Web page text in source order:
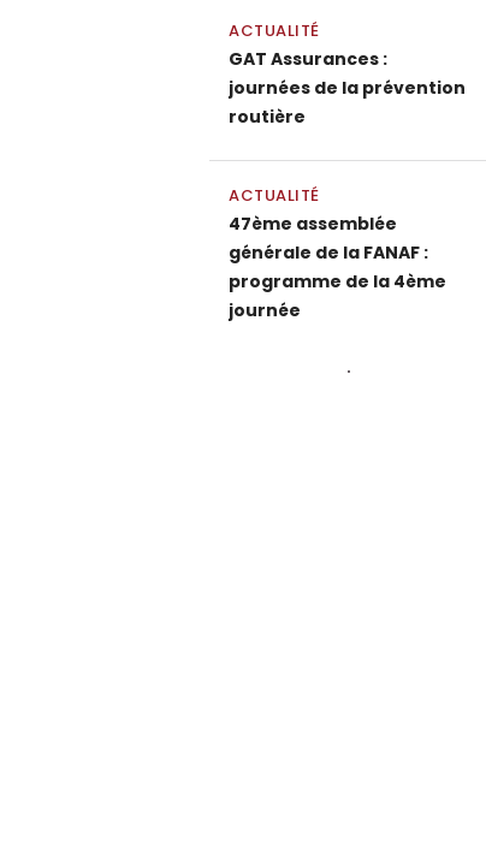
ACTUALITÉ
GAT Assurances :
journées de la prévention
routière
ACTUALITÉ
47ème assemblée
générale de la FANAF :
programme de la 4ème
journée